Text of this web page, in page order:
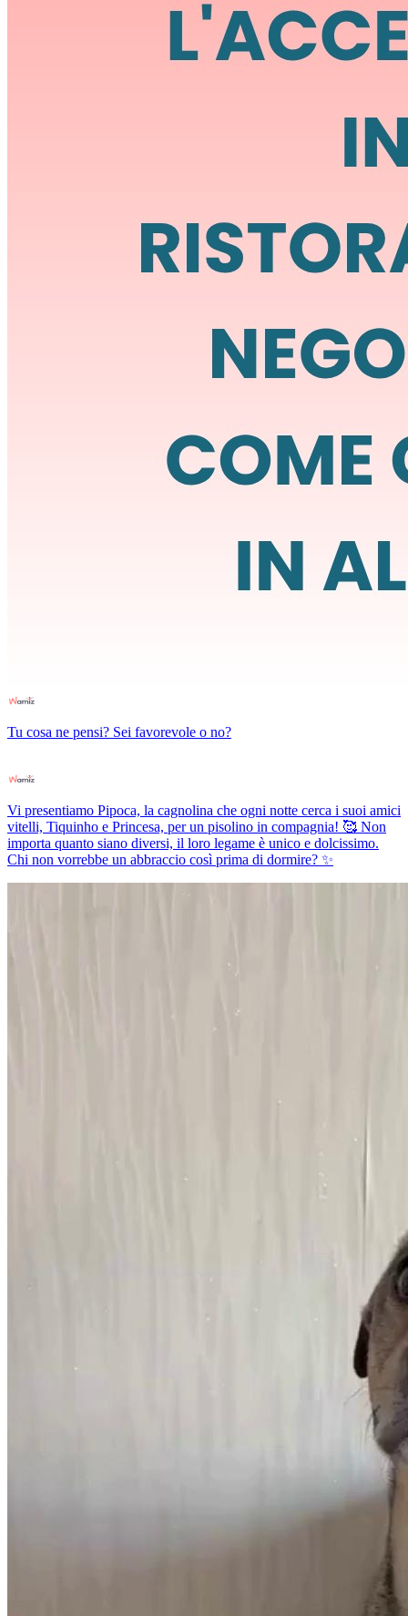
Tu cosa ne pensi? Sei favorevole o no?
Vi presentiamo Pipoca, la cagnolina che ogni notte cerca i suoi amici
vitelli, Tiquinho e Princesa, per un pisolino in compagnia! 🥰 Non
importa quanto siano diversi, il loro legame è unico e dolcissimo.
Chi non vorrebbe un abbraccio così prima di dormire? ✨